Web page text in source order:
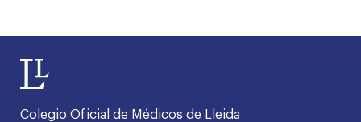
Colegio Oficial de Médicos de Lleida